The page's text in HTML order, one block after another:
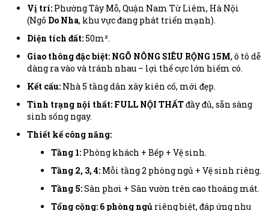
Vị trí: Phường Tây Mỗ, Quận Nam Từ Liêm, Hà Nội
(Ngõ Do Nha, khu vực đang phát triển mạnh).
Diện tích đất:50m².
Giao thông đặc biệt: NGÕ NÔNG SIÊU RỘNG 15M, ô tô dễ
dàng ra vào và tránh nhau – lợi thế cực lớn hiếm có.
Kết cấu: Nhà 5 tầng dân xây kiên cố, mới đẹp.
Tình trạng nội thất: FULL NỘI THẤTđầy đủ, sẵn sàng
sinh sống ngay.
Thiết kế công năng:
Tầng 1: Phòng khách + Bếp + Vệ sinh.
Tầng 2, 3, 4: Mỗi tầng 2 phòng ngủ + Vệ sinh riêng.
Tầng 5:Sân phơi + Sân vườn trên cao thoáng mát.
Tổng cộng: 6 phòng ngủ riêng biệt, đáp ứng nhu